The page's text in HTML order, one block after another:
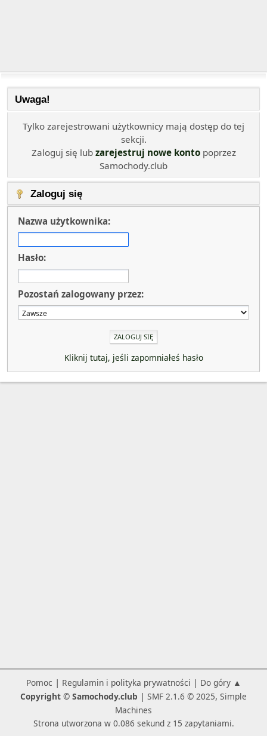
Uwaga!
Tylko zarejestrowani użytkownicy mają dostęp do tej
sekcji.
Zaloguj się lub zarejestruj nowe kontopoprzez
Samochody.club
Zaloguj się
Nazwa użytkownika:
Hasło:
Pozostań zalogowany przez:
Kliknij tutaj, jeśli zapomniałeś hasło
Pomoc | Regulamin i polityka prywatności | Do góry ▲
Copyright © Samochody.club | SMF 2.1.6 © 2025, Simple
Machines
Strona utworzona w 0.086 sekund z 15 zapytaniami.